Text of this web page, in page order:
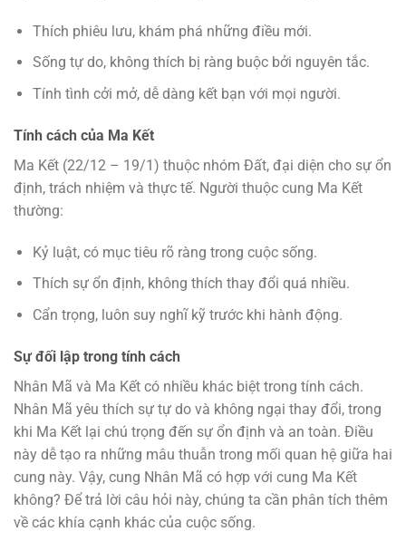
Thích phiêu lưu, khám phá những điều mới.
Sống tự do, không thích bị ràng buộc bởi nguyên tắc.
Tính tình cởi mở, dễ dàng kết bạn với mọi người.
Tính cách của Ma Kết
Ma Kết (22/12 – 19/1) thuộc nhóm Đất, đại diện cho sự ổn
định, trách nhiệm và thực tế. Người thuộc cung Ma Kết
thường:
Kỷ luật, có mục tiêu rõ ràng trong cuộc sống.
Thích sự ổn định, không thích thay đổi quá nhiều.
Cẩn trọng, luôn suy nghĩ kỹ trước khi hành động.
Sự đối lập trong tính cách
Nhân Mã và Ma Kết có nhiều khác biệt trong tính cách.
Nhân Mã yêu thích sự tự do và không ngại thay đổi, trong
khi Ma Kết lại chú trọng đến sự ổn định và an toàn. Điều
này dễ tạo ra những mâu thuẫn trong mối quan hệ giữa hai
cung này. Vậy, cung Nhân Mã có hợp với cung Ma Kết
không? Để trả lời câu hỏi này, chúng ta cần phân tích thêm
về các khía cạnh khác của cuộc sống.